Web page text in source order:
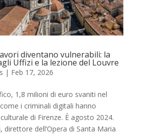
diventano vulnerabili: la
Uffizi e la lezione del Louvre
| Feb 17, 2026
1,8 milioni di euro svaniti nel
i criminali digitali hanno
di Firenze. È agosto 2024.
direttore dell’Opera di Santa Maria